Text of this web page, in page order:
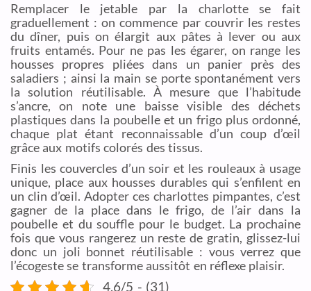
Remplacer le jetable par la charlotte se fait
graduellement : on commence par couvrir les restes
du dîner, puis on élargit aux pâtes à lever ou aux
fruits entamés. Pour ne pas les égarer, on range les
housses propres pliées dans un panier près des
saladiers ; ainsi la main se porte spontanément vers
la solution réutilisable. À mesure que l’habitude
s’ancre, on note une baisse visible des déchets
plastiques dans la poubelle et un frigo plus ordonné,
chaque plat étant reconnaissable d’un coup d’œil
grâce aux motifs colorés des tissus.
Finis les couvercles d’un soir et les rouleaux à usage
unique, place aux housses durables qui s’enfilent en
un clin d’œil. Adopter ces charlottes pimpantes, c’est
gagner de la place dans le frigo, de l’air dans la
poubelle et du souffle pour le budget. La prochaine
fois que vous rangerez un reste de gratin, glissez-lui
donc un joli bonnet réutilisable : vous verrez que
l’écogeste se transforme aussitôt en réflexe plaisir.
4.6/5 - (31)